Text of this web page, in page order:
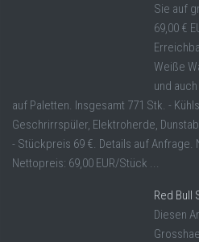
Sie auf
69,00 €
Weiße
und
auf Paletten. Insgesamt 771 Stk. -
Geschrirrspüler, Elektroherde,
- Stückpreis 69 €. Details auf Anfrage.
Nettopreis: 69,00 EUR/Stück ...
Red Bull
Diesen